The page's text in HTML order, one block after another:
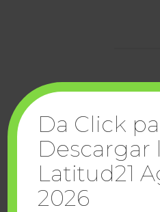
domingo,
Da Click
Descargar
Latitud21
2026